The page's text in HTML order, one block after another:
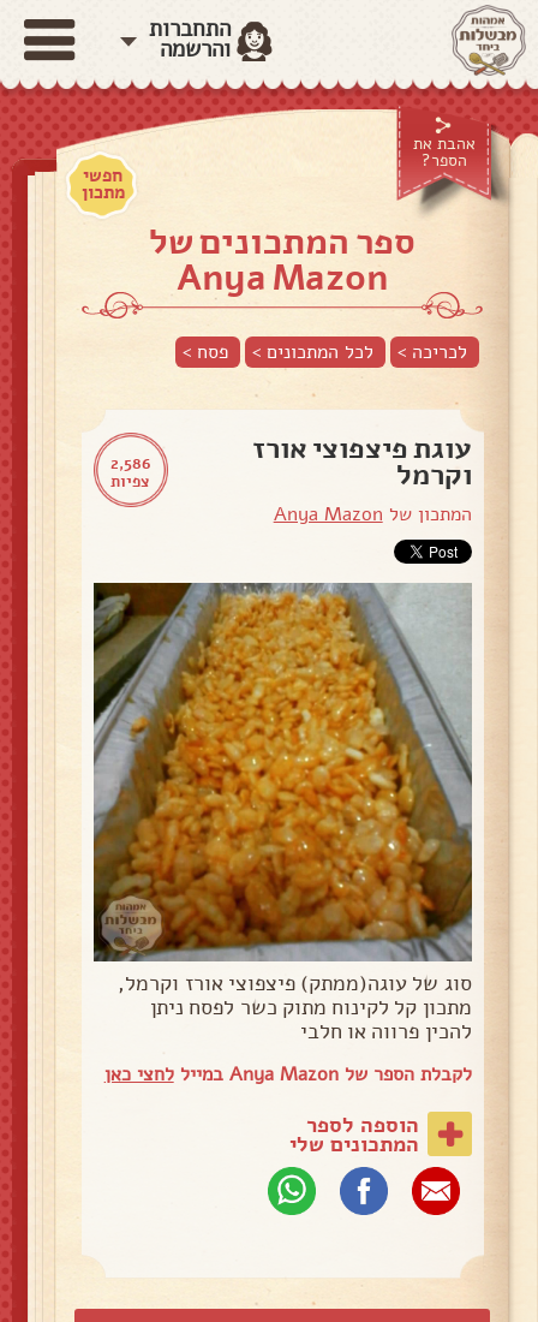
התחברות
והרשמה
אהבת את
הספר?
חפשי
מתכון
ספר המתכונים של
Anya Mazon
לכריכה > לכל המתכונים > פסח >
2,586
צפיות
עוגת פיצפוצי אורז
וקרמל
המתכון של Anya Mazon
סוג של עוגה(ממתק) פיצפוצי אורז וקרמל,
מתכון קל לקינוח מתוק כשר לפסח ניתן
להכין פרווה או חלבי
לקבלת הספר של Anya Mazon במייל לחצי כאן
הוספה לספר
המתכונים שלי